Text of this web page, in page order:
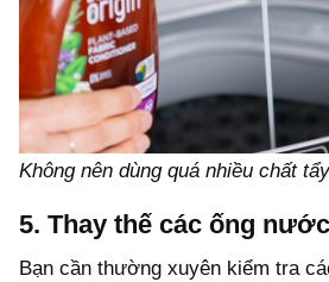
Không nên dùng quá nhiều chất
5. Thay thế các ống nước
Bạn cần thường xuyên kiểm tra